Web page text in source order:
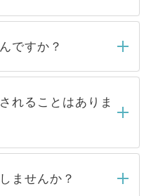
ら、弊社担当者がご
の後メールもしくは
内にはご連絡をせて
ばらくお待ちくださ
ですか？
り扱っている求人の
イトからご覧いただ
です。非公開求人は
一般には公開してい
め 人気のある医療機
れることはありま
ことは一切ありませ
から内定をいただい
ませんか？